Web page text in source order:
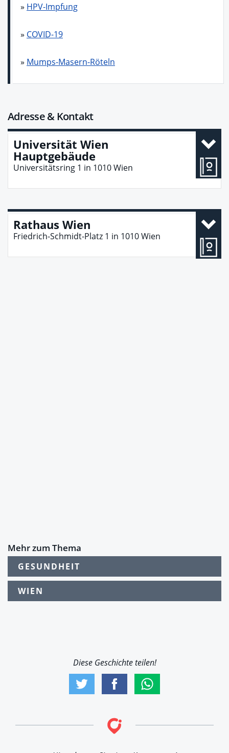
» HPV-Impfung
» COVID-19
» Mumps-Masern-Röteln
Adresse & Kontakt
Universität Wien
Hauptgebäude
Universitätsring 1 in 1010Wien
Rathaus Wien
Friedrich-Schmidt-Platz 1 in 1010Wien
Mehr zum Thema
GESUNDHEIT
WIEN
Diese Geschichte teilen!